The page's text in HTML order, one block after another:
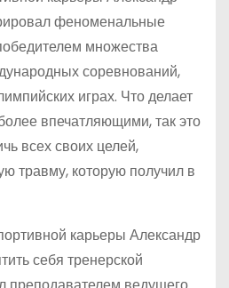
феноменальные
множества
соревнований,
играх. Что делает
впечатляющими, так это
всех своих целей,
травму, которую получил в
карьеры Александр
себя тренерской